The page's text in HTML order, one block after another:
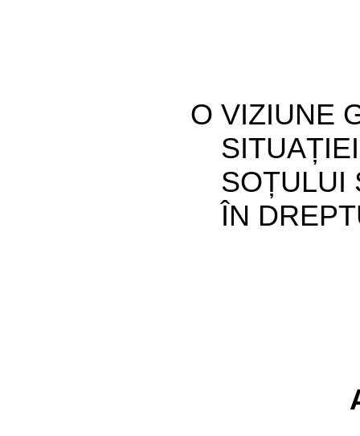
O VIZIUNE
SOȚULUI
ÎN